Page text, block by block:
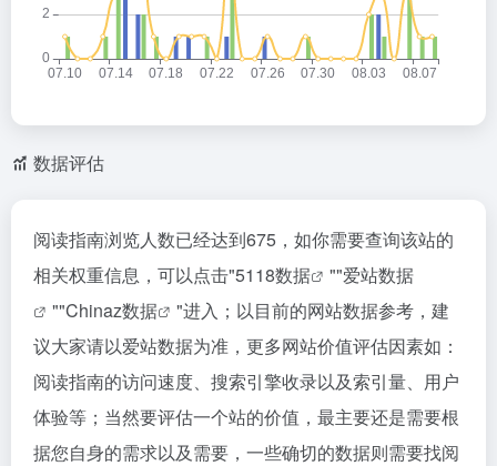
数据评估
阅读指南浏览人数已经达到675，如你需要查询该站的
相关权重信息，可以点击"5118数据 ""爱站数据
""Chinaz数据
"进入；以目前的网站数据参考，建
议大家请以爱站数据为准，更多网站价值评估因素如：
阅读指南的访问速度、搜索引擎收录以及索引量、用户
体验等；当然要评估一个站的价值，最主要还是需要根
据您自身的需求以及需要，一些确切的数据则需要找阅